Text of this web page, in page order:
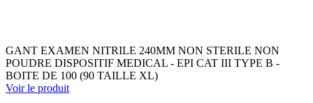
GANT EXAMEN NITRILE 240MM NON STERILE NON
POUDRE DISPOSITIF MEDICAL - EPI CAT III TYPE B -
BOITE DE 100 (90 TAILLE XL)
Voir le produit